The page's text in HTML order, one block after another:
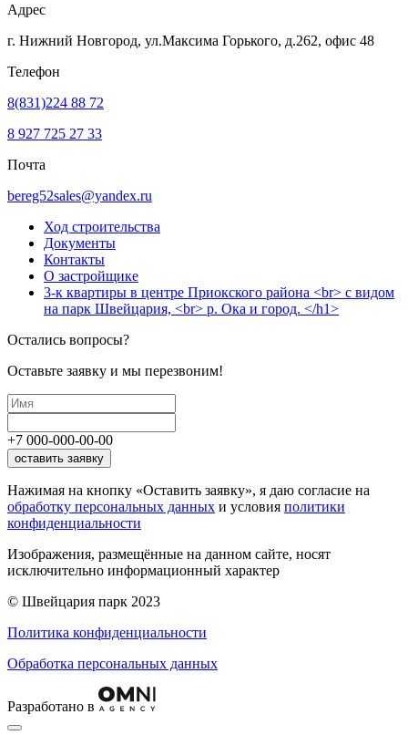
Адрес
г. Нижний Новгород, ул.Максима Горького, д.262, офис 48
Телефон
8(831)224 88 72
8 927 725 27 33
Почта
bereg52sales@yandex.ru
Ход строительства
Документы
Контакты
О застройщике
3-к квартиры в центре Приокского района <br> с видом
на парк Швейцария, <br> р. Ока и город. </h1>
Остались вопросы?
Оставьте заявку и мы перезвоним!
+7 000-000-00-00
оставить заявку
Нажимая на кнопку «Оставить заявку», я даю согласие на
обработку персональных данных и условия политики
конфиденциальности
Изображения, размещённые на данном сайте, носят
исключительно информационный характер
© Швейцария парк 2023
Политика конфиденциальности
Обработка персональных данных
Разработано в